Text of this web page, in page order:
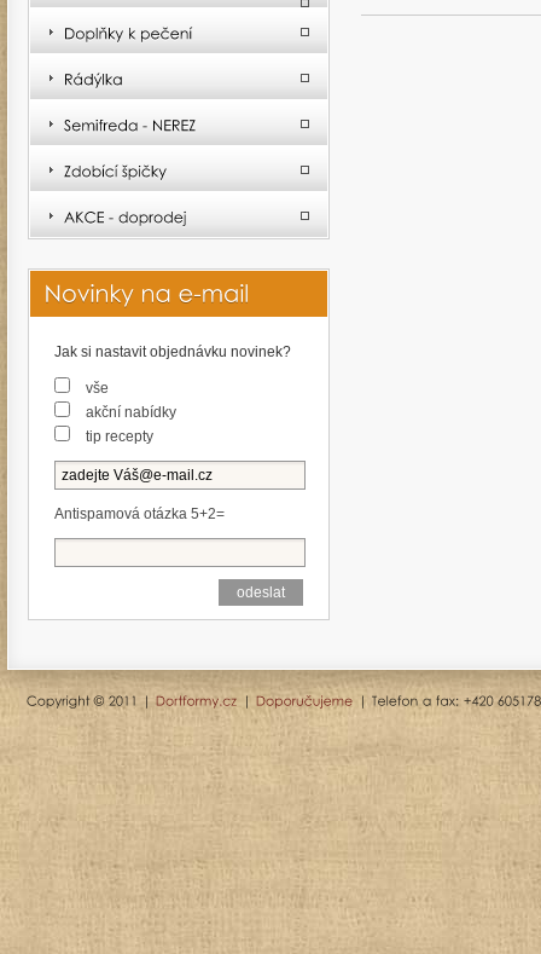
Jak si nastavit objednávku novinek?
vše
akční nabídky
tip recepty
Antispamová otázka 5+2=